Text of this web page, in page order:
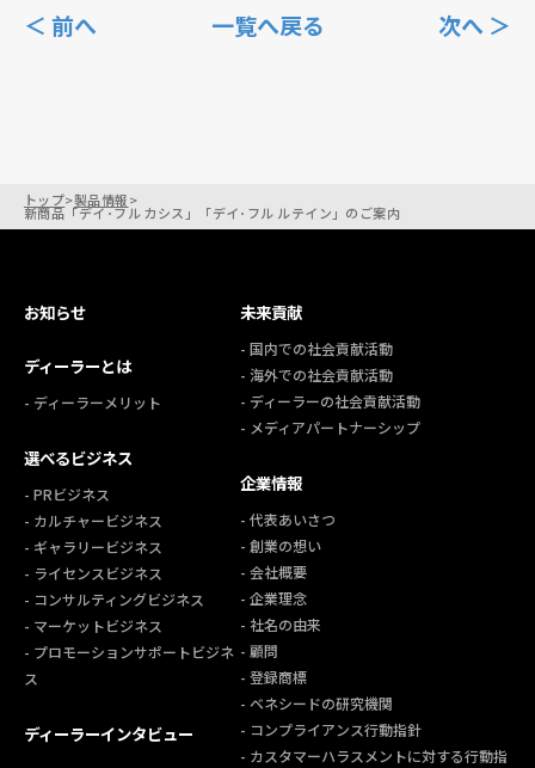
＜ 前へ 一覧へ戻る 次へ ＞
トップ>製品情報>
新商品「デイ･フル カシス」「デイ･フル ルテイン」のご案内
お知らせ
ディーラーとは
- ディーラーメリット
選べるビジネス
- PRビジネス
- カルチャービジネス
- ギャラリービジネス
- ライセンスビジネス
- コンサルティングビジネス
- マーケットビジネス
- プロモーションサポートビジネ
ス
ディーラーインタビュー
未来貢献
- 国内での社会貢献活動
- 海外での社会貢献活動
- ディーラーの社会貢献活動
- メディアパートナーシップ
企業情報
- 代表あいさつ
- 創業の想い
- 会社概要
- 企業理念
- 社名の由来
- 顧問
- 登録商標
- ベネシードの研究機関
- コンプライアンス行動指針
- カスタマーハラスメントに対する行動指